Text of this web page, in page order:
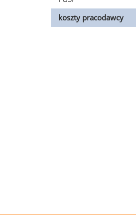
koszty pracodawcy